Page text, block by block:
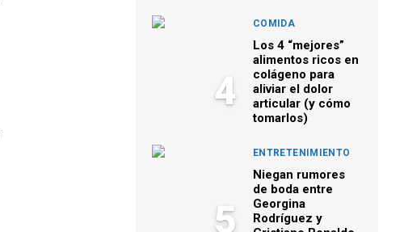
4
COMIDA
Los 4 “mejores”
alimentos ricos en
colágeno para
aliviar el dolor
articular (y cómo
tomarlos)
5
ENTRETENIMIENTO
Niegan rumores
de boda entre
Georgina
Rodríguez y